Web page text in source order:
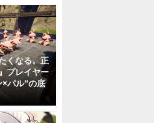
くなる。正
プレイヤー
パル”の底